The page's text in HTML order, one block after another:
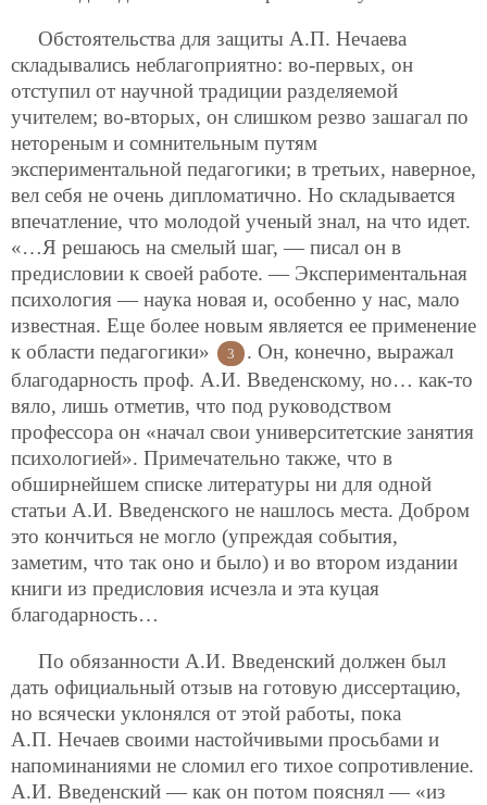
Обстоятельства для защиты А.П. Нечаева
складывались неблагоприятно: во-первых, он
отступил от научной традиции разделяемой
учителем; во-вторых, он слишком резво зашагал по
нетореным и сомнительным путям
экспериментальной педагогики; в третьих, наверное,
вел себя не очень дипломатично. Но складывается
впечатление, что молодой ученый знал, на что идет.
«…Я решаюсь на смелый шаг, — писал он в
предисловии к своей работе. — Экспериментальная
психология — наука новая и, особенно у нас, мало
известная. Еще более новым является ее применение
к области педагогики»
3
. Он, конечно, выражал
благодарность проф. А.И. Введенскому, но… как-то
вяло, лишь отметив, что под руководством
профессора он «начал свои университетские занятия
психологией». Примечательно также, что в
обширнейшем списке литературы ни для одной
статьи А.И. Введенского не нашлось места. Добром
это кончиться не могло (упреждая события,
заметим, что так оно и было) и во втором издании
книги из предисловия исчезла и эта куцая
благодарность…
По обязанности А.И. Введенский должен был
дать официальный отзыв на готовую диссертацию,
но всячески уклонялся от этой работы, пока
А.П. Нечаев своими настойчивыми просьбами и
напоминаниями не сломил его тихое сопротивление.
А.И. Введенский — как он потом пояснял — «из